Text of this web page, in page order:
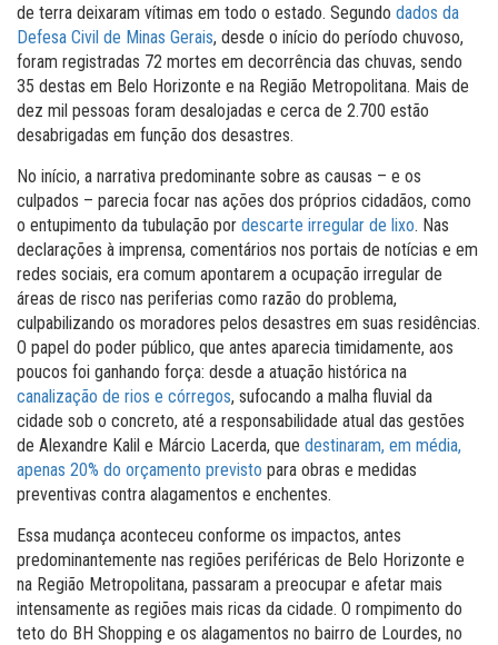
de terra deixaram vítimas em todo o estado. Segundo dados da
Defesa Civil de Minas Gerais, desde o início do período chuvoso,
foram registradas 72 mortes em decorrência das chuvas, sendo
35 destas em Belo Horizonte e na Região Metropolitana. Mais de
dez mil pessoas foram desalojadas e cerca de 2.700 estão
desabrigadas em função dos desastres.
No início, a narrativa predominante sobre as causas – e os
culpados – parecia focar nas ações dos próprios cidadãos, como
o entupimento da tubulação por descarte irregular de lixo. Nas
declarações à imprensa, comentários nos portais de notícias e em
redes sociais, era comum apontarem a ocupação irregular de
áreas de risco nas periferias como razão do problema,
culpabilizando os moradores pelos desastres em suas residências.
O papel do poder público, que antes aparecia timidamente, aos
poucos foi ganhando força: desde a atuação histórica na
canalização de rios e córregos, sufocando a malha fluvial da
cidade sob o concreto, até a responsabilidade atual das gestões
de Alexandre Kalil e Márcio Lacerda, que destinaram, em média,
apenas 20% do orçamento previsto para obras e medidas
preventivas contra alagamentos e enchentes.
Essa mudança aconteceu conforme os impactos, antes
predominantemente nas regiões periféricas de Belo Horizonte e
na Região Metropolitana, passaram a preocupar e afetar mais
intensamente as regiões mais ricas da cidade. O rompimento do
teto do BH Shopping e os alagamentos no bairro de Lourdes, no